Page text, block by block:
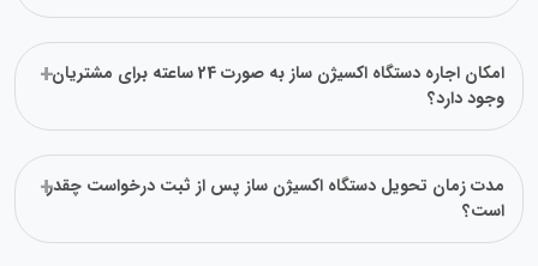
امکان اجاره دستگاه اکسیژن ساز به صورت 24 ساعته برای مشتریان
وجود دارد؟
مدت زمان تحویل دستگاه اکسیژن ساز پس از ثبت درخواست چقدر
است؟